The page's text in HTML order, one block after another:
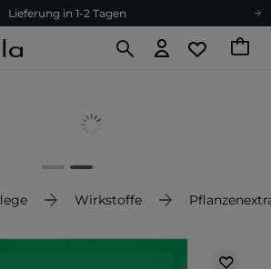
Lieferung in 1-2 Tagen
weiter und sammle noch mehr Punkte
nach Deutschland und Österreich
Lieferung in 1-2 Tagen
und sammle noch mehr Punkte
Wirkstoffe